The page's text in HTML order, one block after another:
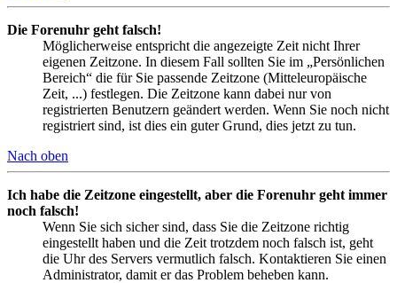
Die Forenuhr geht falsch!
Möglicherweise entspricht die angezeigte Zeit nicht Ihrer
eigenen Zeitzone. In diesem Fall sollten Sie im „Persönlichen
Bereich“ die für Sie passende Zeitzone (Mitteleuropäische
Zeit, ...) festlegen. Die Zeitzone kann dabei nur von
registrierten Benutzern geändert werden. Wenn Sie noch nicht
registriert sind, ist dies ein guter Grund, dies jetzt zu tun.
Nach oben
Ich habe die Zeitzone eingestellt, aber die Forenuhr geht immer
noch falsch!
Wenn Sie sich sicher sind, dass Sie die Zeitzone richtig
eingestellt haben und die Zeit trotzdem noch falsch ist, geht
die Uhr des Servers vermutlich falsch. Kontaktieren Sie einen
Administrator, damit er das Problem beheben kann.